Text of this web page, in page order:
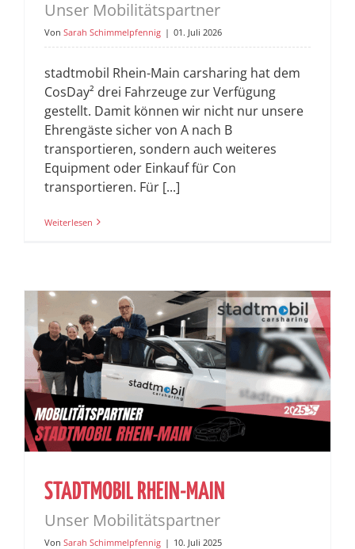
Unser Mobilitätspartner
Von Sarah Schimmelpfennig | 01. Juli 2026
stadtmobil Rhein-Main carsharing hat dem
CosDay² drei Fahrzeuge zur Verfügung
gestellt. Damit können wir nicht nur unsere
Ehrengäste sicher von A nach B
transportieren, sondern auch weiteres
Equipment oder Einkauf für Con
transportieren. Für [...]
Weiterlesen
STADTMOBIL RHEIN-MAIN
Unser Mobilitätspartner
Von Sarah Schimmelpfennig | 10. Juli 2025